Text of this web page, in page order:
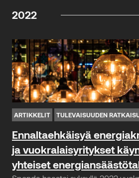
2022
ARTIKKELIT TULEVAISUUDEN
Ennaltaehkäisyä
ja vuokralaisyritykset
yhteiset